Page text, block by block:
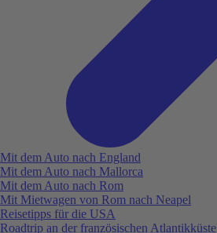
Mit dem Auto nach England
Mit dem Auto nach Mallorca
Mit dem Auto nach Rom
Mit Mietwagen von Rom nach Neapel
Reisetipps für die USA
Roadtrip an der französischen Atlantikküste